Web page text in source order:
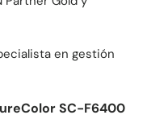
en gestión
SC-F6400